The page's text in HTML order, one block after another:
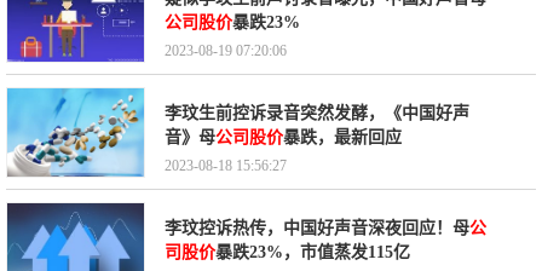
公司股价暴跌23%
2023-08-19 07:20:06
李玟生前控诉录音突然发酵，《中国好声
音》母公司股价暴跌，最新回应
2023-08-18 15:56:27
李玟控诉热传，中国好声音深夜回应！母公
司股价暴跌23%，市值蒸发115亿